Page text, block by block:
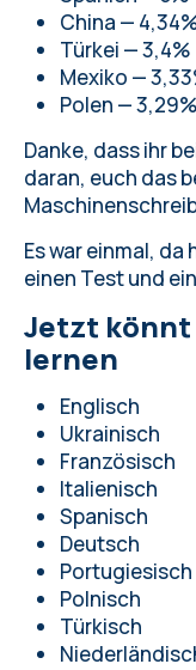
China —
Türkei — 3,4%
Mexiko —
Polen — 3,29%
Danke, dass ihr
daran, euch das
Es war einmal,
einen Test und
Jetzt
lernen
Englisch
Ukrainisch
Französisch
Italienisch
Spanisch
Deutsch
Portugiesisch
Polnisch
Türkisch